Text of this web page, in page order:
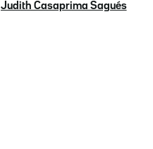
Judith Casaprima Sagués